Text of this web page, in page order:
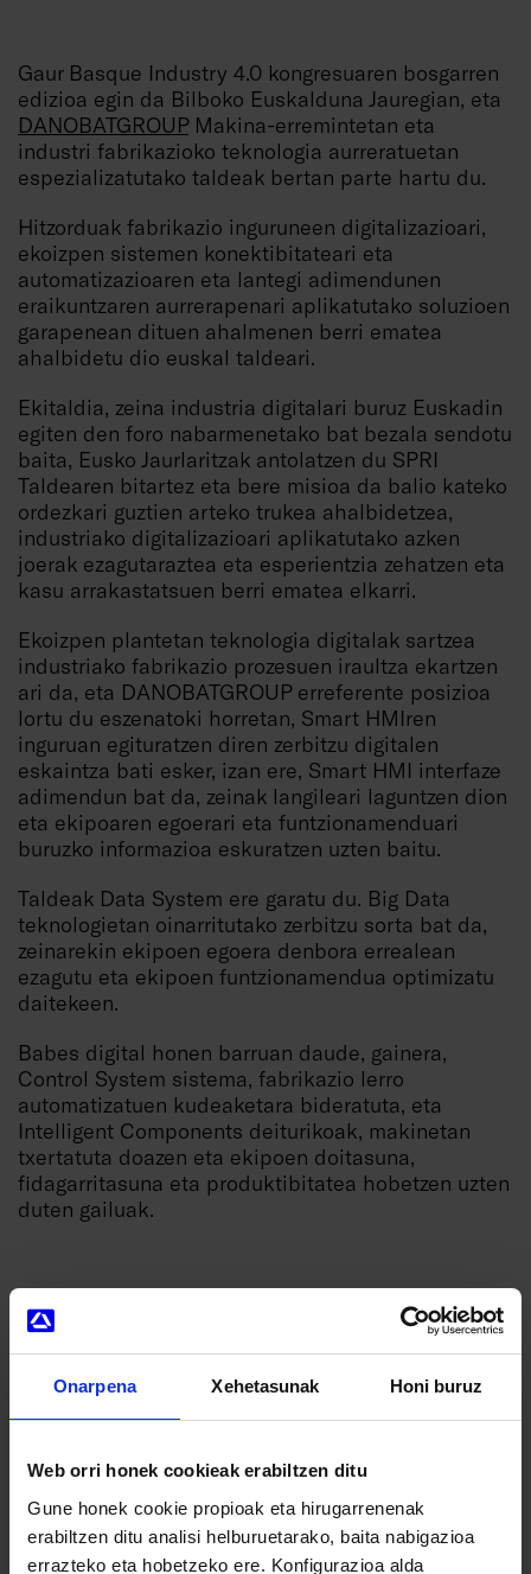
Onarpena Xehetasunak Honi buruz
Web orri honek cookieak erabiltzen ditu
Gune honek cookie propioak eta hirugarrenenak
erabiltzen ditu analisi helburuetarako, baita nabigazioa
errazteko eta hobetzeko ere. Konfigurazioa alda
Gaur Basque Industry 4.0 kongresuaren bosgarren
edizioa egin da Bilboko Euskalduna Jauregian, eta
DANOBATGROUPMakina-erremintetan eta
industri fabrikazioko teknologia aurreratuetan
espezializatutako taldeak bertan parte hartu du.
Hitzorduak fabrikazio inguruneen digitalizazioari,
ekoizpen sistemen konektibitateari eta
automatizazioaren eta lantegi adimendunen
eraikuntzaren aurrerapenari aplikatutako soluzioen
garapenean dituen ahalmenen berri ematea
ahalbidetu dio euskal taldeari.
Ekitaldia, zeina industria digitalari buruz Euskadin
egiten den foro nabarmenetako bat bezala sendotu
baita, Eusko Jaurlaritzak antolatzen du SPRI
Taldearen bitartez eta bere misioa da balio kateko
ordezkari guztien arteko trukea ahalbidetzea,
industriako digitalizazioari aplikatutako azken
joerak ezagutaraztea eta esperientzia zehatzen eta
kasu arrakastatsuen berri ematea elkarri.
Ekoizpen plantetan teknologia digitalak sartzea
industriako fabrikazio prozesuen iraultza ekartzen
ari da, eta DANOBATGROUP erreferente posizioa
lortu du eszenatoki horretan, Smart HMIren
inguruan egituratzen diren zerbitzu digitalen
eskaintza bati esker, izan ere, Smart HMI interfaze
adimendun bat da, zeinak langileari laguntzen dion
eta ekipoaren egoerari eta funtzionamenduari
buruzko informazioa eskuratzen uzten baitu.
Taldeak Data System ere garatu du. Big Data
teknologietan oinarritutako zerbitzu sorta bat da,
zeinarekin ekipoen egoera denbora errealean
ezagutu eta ekipoen funtzionamendua optimizatu
daitekeen.
Babes digital honen barruan daude, gainera,
Control System sistema, fabrikazio lerro
automatizatuen kudeaketara bideratuta, eta
Intelligent Components deiturikoak, makinetan
txertatuta doazen eta ekipoen doitasuna,
fidagarritasuna eta produktibitatea hobetzen uzten
duten gailuak.
Zure interesekoak izan ahal diren beste